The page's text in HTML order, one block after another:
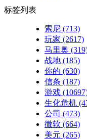
标签列表
索尼 (713)
玩家 (2617)
马里奥
战地 (185)
你的 (630)
信条 (187)
游戏
生化危机
公司 (473)
微软 (664)
美元 (265)